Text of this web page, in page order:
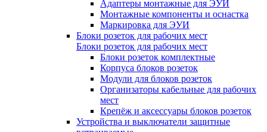
Адаптеры монтажные для ЭУИ
Монтажные компоненты и оснастка
Маркировка для ЭУИ
Блоки розеток для рабочих мест
Блоки розеток для рабочих мест
Блоки розеток комплектные
Корпуса блоков розеток
Модули для блоков розеток
Организаторы кабельные для рабочих
мест
Крепёж и аксессуары блоков розеток
Устройства и выключатели защитные